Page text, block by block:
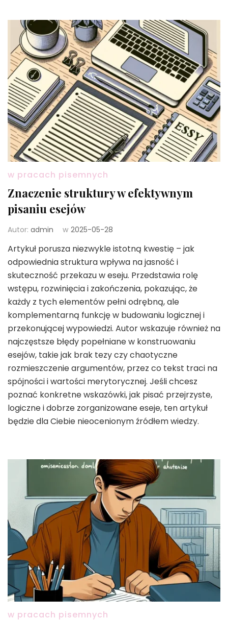
w pracach pisemnych
Znaczenie struktury w efektywnym
pisaniu esejów
Autor: admin w 2025-05-28
Artykuł porusza niezwykle istotną kwestię – jak
odpowiednia struktura wpływa na jasność i
skuteczność przekazu w eseju. Przedstawia rolę
wstępu, rozwinięcia i zakończenia, pokazując, że
każdy z tych elementów pełni odrębną, ale
komplementarną funkcję w budowaniu logicznej i
przekonującej wypowiedzi. Autor wskazuje również na
najczęstsze błędy popełniane w konstruowaniu
esejów, takie jak brak tezy czy chaotyczne
rozmieszczenie argumentów, przez co tekst traci na
spójności i wartości merytorycznej. Jeśli chcesz
poznać konkretne wskazówki, jak pisać przejrzyste,
logiczne i dobrze zorganizowane eseje, ten artykuł
będzie dla Ciebie nieocenionym źródłem wiedzy.
w pracach pisemnych